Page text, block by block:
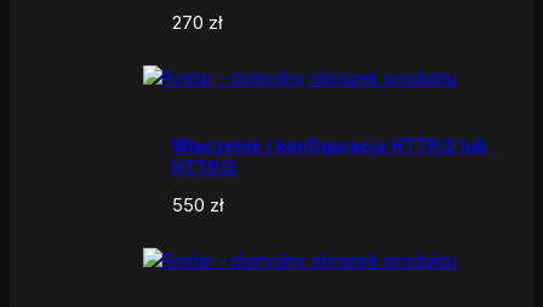
270 zł
Włączenie i konfiguracja HTTP/2 lub
HTTP/3
550 zł